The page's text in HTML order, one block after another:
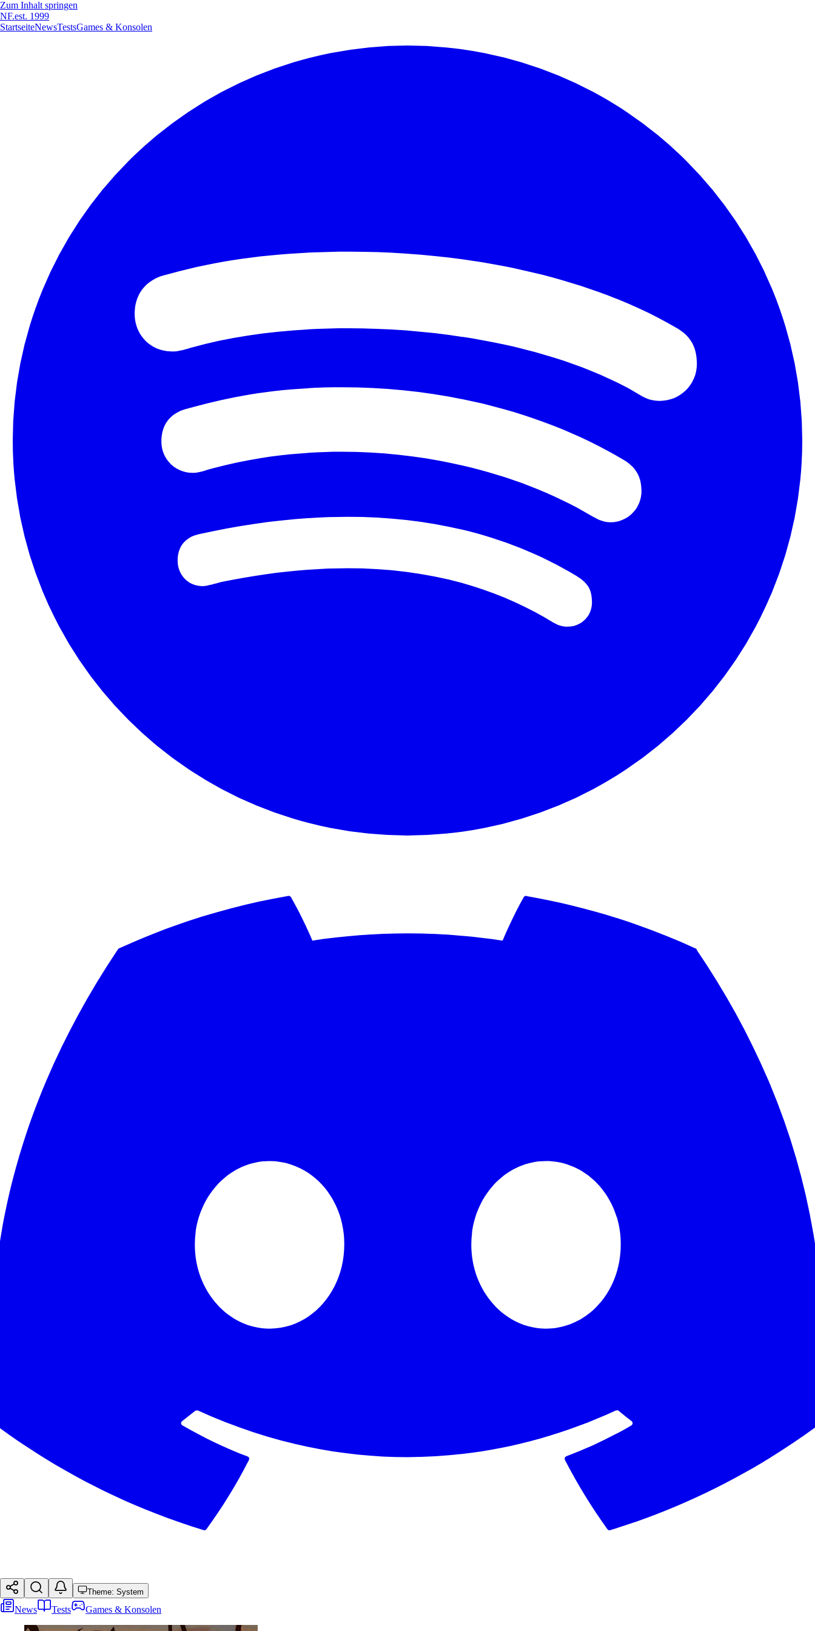
Zum Inhalt springen
NF.est. 1999
StartseiteNewsTestsGames & Konsolen
Theme: System
News Tests Games & Konsolen